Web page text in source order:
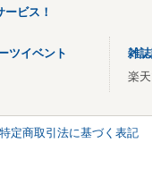
ビス！
ツイベント
雑
楽
特定商取引法に基づく表記